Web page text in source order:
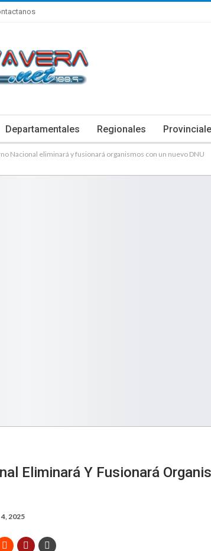
Departamentales Regionales
Nacional eliminará y fusionará organismos con un nuevo DNU
Eliminará Y Fusionará
4, 2025